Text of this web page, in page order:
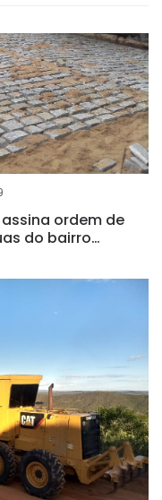
assina ordem de
do bairro